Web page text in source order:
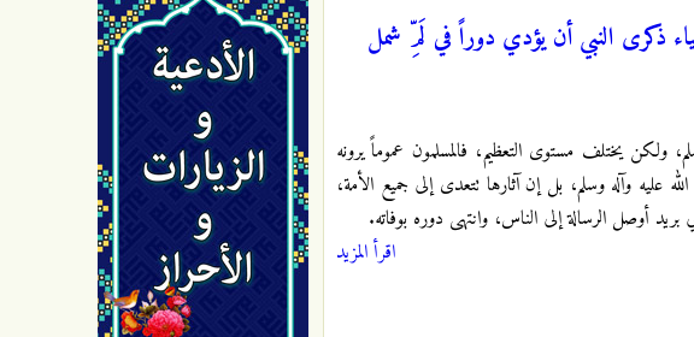
ذكرى النبي أن يؤدي دوراً في لَمِّ شمل
ولكن يختلف مستوى التعظيم، فالمسلمون عموماً يرونه
وآله وسلم، بل إن آثارها تتعدى إلى جميع الأمة،
بريد أوصل الرسالة إلى الناس، وانتهى دوره بوفاته.
اقرأ المزيد